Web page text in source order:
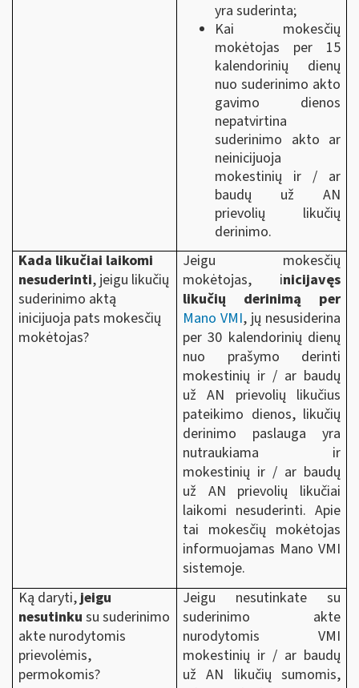
yra suderinta;
Kai mokesčių
mokėtojas per 15
kalendorinių dienų
nuo suderinimo akto
gavimo dienos
nepatvirtina
suderinimo akto ar
neinicijuoja
mokestinių ir / ar
baudų už AN
prievolių likučių
derinimo.
Kada likučiai laikomi
nesuderinti, jeigu likučių
suderinimo aktą
inicijuoja pats mokesčių
mokėtojas?
Jeigu mokesčių
mokėtojas, inicijavęs
likučių derinimą per
Mano VMI, jų nesusiderina
per 30 kalendorinių dienų
nuo prašymo derinti
mokestinių ir / ar baudų
už AN prievolių likučius
pateikimo dienos, likučių
derinimo paslauga yra
nutraukiama ir
mokestinių ir / ar baudų
už AN prievolių likučiai
laikomi nesuderinti. Apie
tai mokesčių mokėtojas
informuojamas Mano VMI
sistemoje.
Ką daryti,jeigu
nesutinku su suderinimo
akte nurodytomis
prievolėmis,
permokomis?
Jeigu nesutinkate su
suderinimo akte
nurodytomis VMI
mokestinių ir / ar baudų
už AN likučių sumomis,